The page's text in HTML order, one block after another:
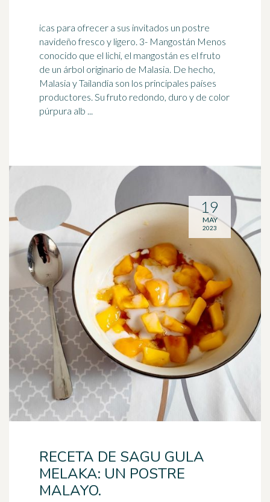
icas para ofrecer a sus invitados un postre
navideño fresco y ligero. 3- Mangostán Menos
conocido que el lichi, el mangostán es el fruto
de un árbol originario de Malasia. De hecho,
Malasia y Tailandia son los principales países
productores. Su fruto redondo, duro y de color
púrpura alb ...
RECETA DE SAGU GULA
MELAKA: UN POSTRE
MALAYO.
19
MAY
2023